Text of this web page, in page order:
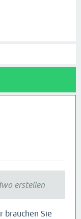
erstellen
brauchen Sie